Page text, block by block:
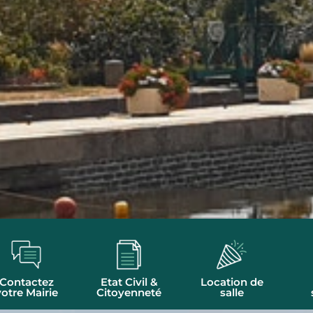
Contactez
Mairie
Etat Civil &
Citoyenneté
Location de
salle